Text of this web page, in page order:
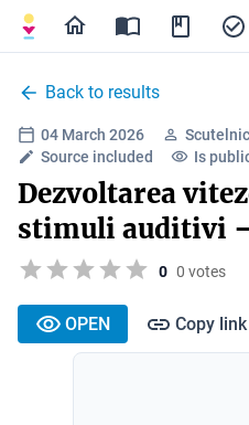
Back to results
04 March 2026
Source included
Is
Dezvoltarea
stimuli auditivi
0 0 votes
OPEN Copy link